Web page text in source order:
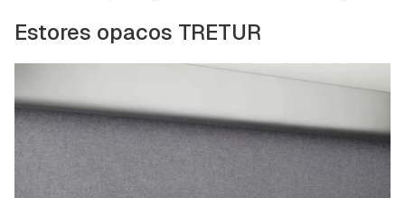
Estores opacos TRETUR